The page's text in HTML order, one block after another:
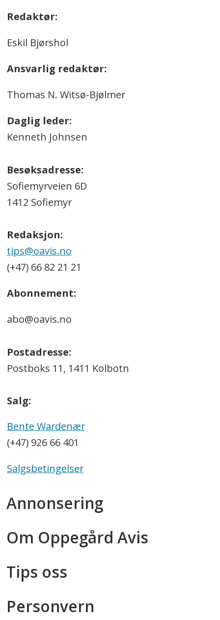
Redaktør:
Eskil Bjørshol
Ansvarlig redaktør:
Thomas N. Witsø-Bjølmer
Daglig leder:
Kenneth Johnsen
Besøksadresse:
Sofiemyrveien 6D
1412 Sofiemyr
Redaksjon:
tips@oavis.no
(+47) 66 82 21 21
Abonnement:
abo@oavis.no
Postadresse:
Postboks 11, 1411 Kolbotn
Salg:
Bente Wardenær
(+47) 926 66 401
Salgsbetingelser
Annonsering
Om Oppegård Avis
Tips oss
Personvern